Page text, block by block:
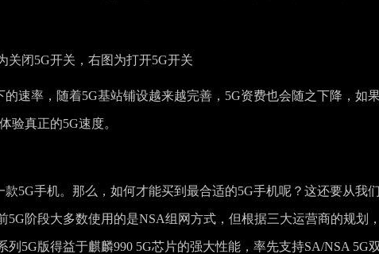
关闭5G开关，右图为打开5G开关
的速率，随着5G基站铺设越来越完善，5G资费也会随之下降，如
验真正的5G速度。
5G手机。那么，如何才能买到最合适的5G手机呢？这还要从我
5G阶段大多数使用的是NSA组网方式，但根据三大运营商的规划
列5G版得益于麒麟990 5G芯片的强大性能，率先支持SA/NSA 5G